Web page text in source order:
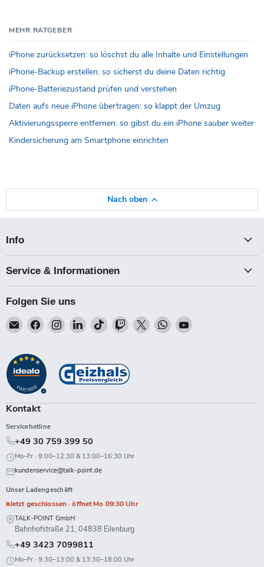
MEHR RATGEBER
iPhone zurücksetzen: so löschst du alle Inhalte und Einstellungen
iPhone-Backup erstellen: so sicherst du deine Daten richtig
iPhone-Batteriezustand prüfen und verstehen
Daten aufs neue iPhone übertragen: so klappt der Umzug
Aktivierungssperre entfernen: so gibst du ein iPhone sauber weiter
Kindersicherung am Smartphone einrichten
Nach oben
Info
Service & Informationen
Folgen Sie uns
Email
Talk-
Finden
Sie
auf
Facebook
Finden
Sie
Instagram
Finden
Sie
LinkedIn
Finden
Sie
TikTok
Finden
Sie
Twitch
Finden
Sie
Finden
Sie
Finden
Kontakt
Servicehotline
+49 30 759 399 50
Mo–Fr · 9:00–12:30 & 13:00–16:30 Uhr
kundenservice@talk-point.de
Unser Ladengeschäft
Jetzt geschlossen · öffnet Mo 09:30 Uhr
TALK-POINT GmbH
Bahnhofstraße 21, 04838 Eilenburg
+49 3423 7099811
Mo–Fr · 9:30–13:00 & 13:30–18:00 Uhr